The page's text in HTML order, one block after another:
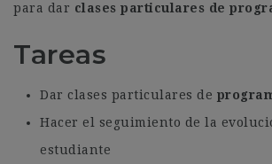
para dar clases particulares de
Tareas
Dar clases particulares de
Hacer el seguimiento de la
estudiante